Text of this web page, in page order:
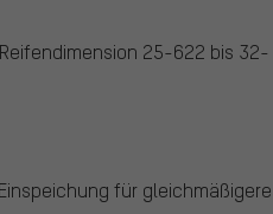
25-622 bis 32-
für gleichmäßigere